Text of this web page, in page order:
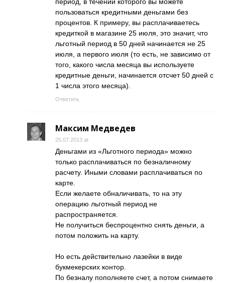
пользоваться кредитными деньгами без
процентов. К примеру, вы расплачиваетесь
кредиткой в магазине 25 июля, это значит, что
льготный период в 50 дней начинается не 25
июля, а первого июля (то есть, не зависимо от
того, какого числа месяца вы используете
кредитные деньги, начинается отсчет 50 дней с
1 числа этого месяца).
Ответить
Максим Медведев
25.07.2013 at
Деньгами из «Льготного периода» можно
только расплачиваться по безналичному
расчету. Иными словами расплачиваться по
карте.
Если желаете обналичивать, то на эту
операцию льготный период не
распространяется.
Не получиться беспроцентно снять деньги, а
потом положить на карту.
Но есть действительно лазейки в виде
букмекерских контор.
По безналу пополняете счет, а потом снимаете